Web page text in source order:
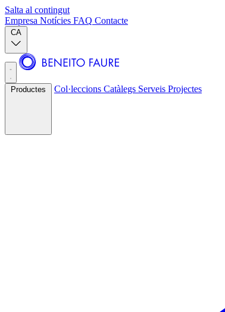
Salta al contingut
Empresa Notícies FAQ Contacte
CA
Productes Col·leccions Catàlegs Serveis Projectes